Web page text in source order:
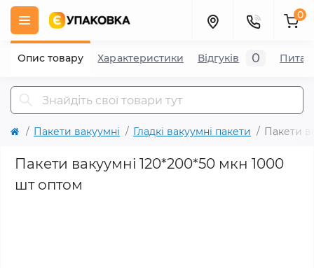
0
Пакети вакуумні Гладкі вакуумні пакети Пакети
Пакети вакуумні 120*200*50 мкн 1000
шт оптом
Опис товару Характеристики Відгуків 0